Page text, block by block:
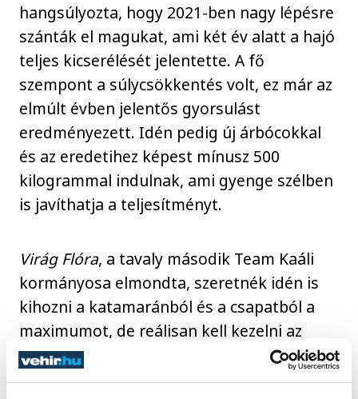
hangsúlyozta, hogy 2021-ben nagy lépésre
szánták el magukat, ami két év alatt a hajó
teljes kicserélését jelentette. A fő
szempont a súlycsökkentés volt, ez már az
elmúlt évben jelentős gyorsulást
eredményezett. Idén pedig új árbócokkal
és az eredetihez képest mínusz 500
kilogrammal indulnak, ami gyenge szélben
is javíthatja a teljesítményt.
Virág Flóra, a tavaly második Team Kaáli
kormányosa elmondta, szeretnék idén is
kihozni a katamaránból és a csapatból a
maximumot, de reálisan kell kezelni az
esélyeket, mert vannak náluk gyorsabb
hajók a mezőnyben.